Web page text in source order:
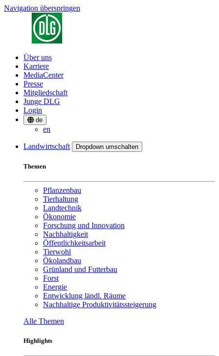
Navigation überspringen
Über uns
Karriere
MediaCenter
Presse
Mitgliedschaft
Junge DLG
Login
de
en
Landwirtschaft Dropdown umschalten
Themen
Pflanzenbau
Tierhaltung
Landtechnik
Ökonomie
Forschung und Innovation
Nachhaltigkeit
Öffentlichkeitsarbeit
Tierwohl
Ökolandbau
Grünland und Futterbau
Forst
Energie
Entwicklung ländl. Räume
Nachhaltige Produktivitätssteigerung
Alle Themen
Highlights